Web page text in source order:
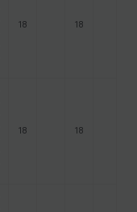
18 18
18 18